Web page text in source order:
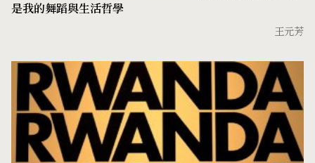
是我的舞蹈與生活哲學
王元芳